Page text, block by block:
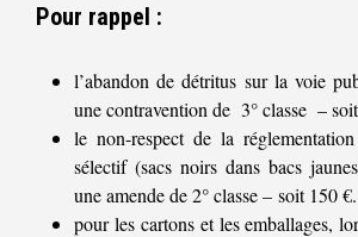
Pour rappel :
l’abandon de détritus sur la voie
une contravention de 3° classe –
le non-respect de la
sélectif (sacs noirs dans bacs
une amende de 2° classe – soit 150€.
pour les cartons et les emballages,